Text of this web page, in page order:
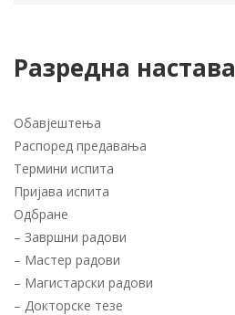
Разредна настава
Обавјештења
Распоред предавања
Термини испита
Пријава испита
Одбране
– Завршни радови
– Мастер радови
– Магистарски радови
– Докторске тезе